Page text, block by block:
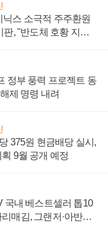
스 소극적 주주환원
판, "반도체 호황 지속
정부 풍력 프로젝트 동
제 명령 내려
375원 현금배당 실시,
9월 공개 예정
국내 베스트셀러 톱10
매김, 그랜저·아반떼